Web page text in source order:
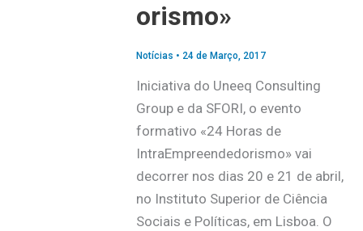
orismo»
Notícias • 24 de Março, 2017
Iniciativa do Uneeq Consulting
Group e da SFORI, o evento
formativo «24 Horas de
IntraEmpreendedorismo» vai
decorrer nos dias 20 e 21 de abril,
no Instituto Superior de Ciência
Sociais e Políticas, em Lisboa. O